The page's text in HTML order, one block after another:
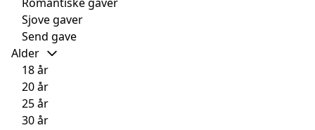
Sjove gaver
Send gave
Alder
18 år
20 år
25 år
30 år